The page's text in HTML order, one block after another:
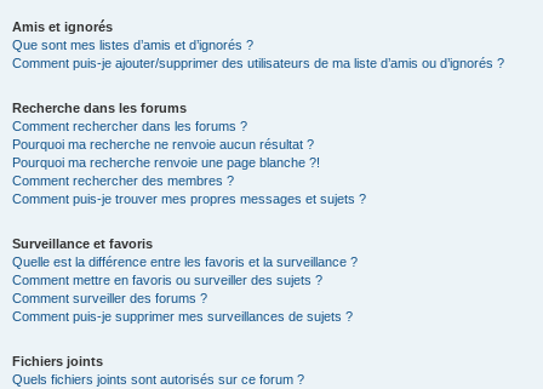
Amis et ignorés
Que sont mes listes d’amis et d’ignorés ?
Comment puis-je ajouter/supprimer des utilisateurs de ma liste d’amis ou d’ignorés ?
Recherche dans les forums
Comment rechercher dans les forums ?
Pourquoi ma recherche ne renvoie aucun résultat ?
Pourquoi ma recherche renvoie une page blanche ?!
Comment rechercher des membres ?
Comment puis-je trouver mes propres messages et sujets ?
Surveillance et favoris
Quelle est la différence entre les favoris et la surveillance ?
Comment mettre en favoris ou surveiller des sujets ?
Comment surveiller des forums ?
Comment puis-je supprimer mes surveillances de sujets ?
Fichiers joints
Quels fichiers joints sont autorisés sur ce forum ?